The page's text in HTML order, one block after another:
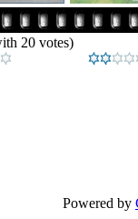
20 votes)
Powered by